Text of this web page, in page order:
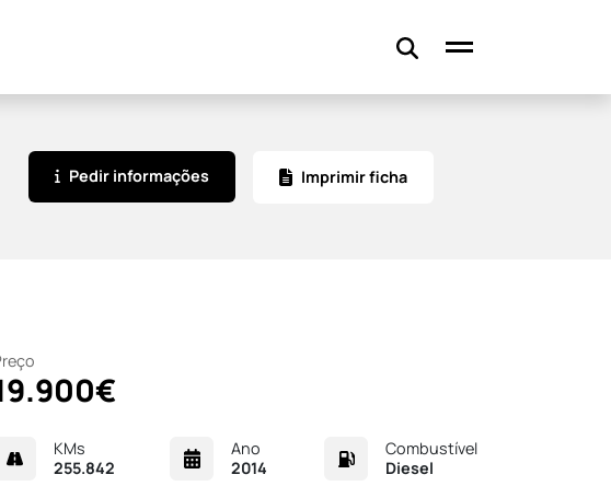
Pedir informações Imprimir ficha
KMs
255.842
Ano
2014
Combustível
Diesel